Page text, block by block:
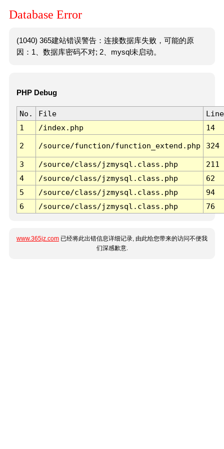
Database Error
(1040) 365建站错误警告：连接数据库失败，可能的原
因：1、数据库密码不对; 2、mysql未启动。
PHP Debug
No. File
Line
1
/index.php 14
2 /source/function/function_extend.php 324
3 /source/class/jzmysql.class.php
211
4
/source/class/jzmysql.class.php
62
5
/source/class/jzmysql.class.php
94
6
/source/class/jzmysql.class.php 76
www.365jz.com 已经将此出错信息详细记录, 由此给您带来的访问不便我
们深感歉意.